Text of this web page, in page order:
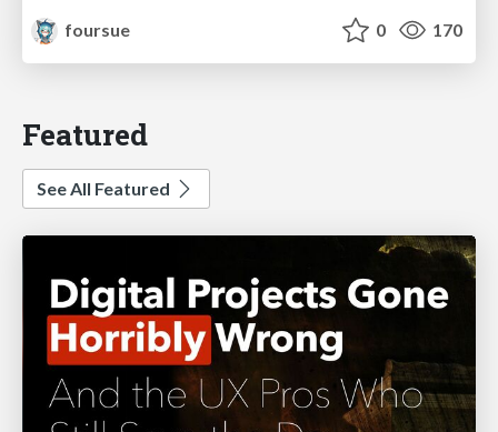
foursue
0 170
Featured
See All Featured